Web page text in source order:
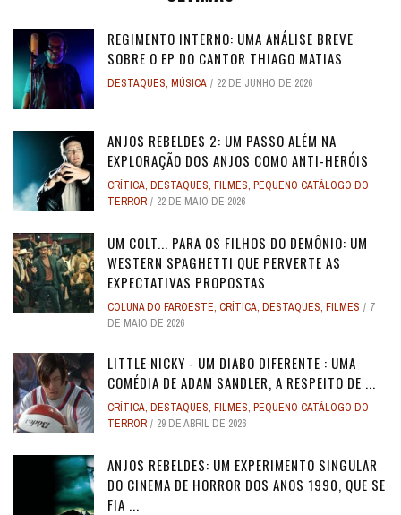
REGIMENTO INTERNO: UMA ANÁLISE BREVE
SOBRE O EP DO CANTOR THIAGO MATIAS
DESTAQUES, MÚSICA 22 DE JUNHO DE 2026
ANJOS REBELDES 2: UM PASSO ALÉM NA
EXPLORAÇÃO DOS ANJOS COMO ANTI-HERÓIS
CRÍTICA, DESTAQUES, FILMES, PEQUENO CATÁLOGO DO
TERROR
22 DE MAIO DE 2026
UM COLT... PARA OS FILHOS DO DEMÔNIO: UM
WESTERN SPAGHETTI QUE PERVERTE AS
EXPECTATIVAS PROPOSTAS
COLUNA DO FAROESTE, CRÍTICA, DESTAQUES, FILMES
7
DE MAIO DE 2026
LITTLE NICKY - UM DIABO DIFERENTE : UMA
COMÉDIA DE ADAM SANDLER, A RESPEITO DE ...
CRÍTICA, DESTAQUES, FILMES, PEQUENO CATÁLOGO DO
TERROR
29 DE ABRIL DE 2026
ANJOS REBELDES: UM EXPERIMENTO SINGULAR
DO CINEMA DE HORROR DOS ANOS 1990, QUE SE
FIA ...